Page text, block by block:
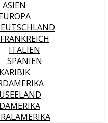
ASIEN
FRANKREICH
ITALIEN
SPANIEN
KARIBIK